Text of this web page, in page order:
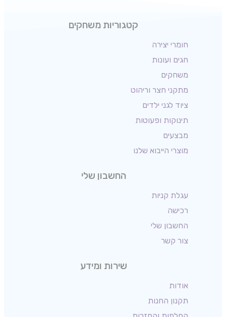
קטגוריות משחקים
חומרי יצירה
חגים ועונות
משחקים
מתקני חצר וריהוט
ציוד לגני ילדים
תינוקות ופעוטות
מבצעים
מוצרי הייבוא שלנו
החשבון שלי
עגלת קניות
רכישה
החשבון שלי
צור קשר
שירות ומידע
אודות
תקנון החנות